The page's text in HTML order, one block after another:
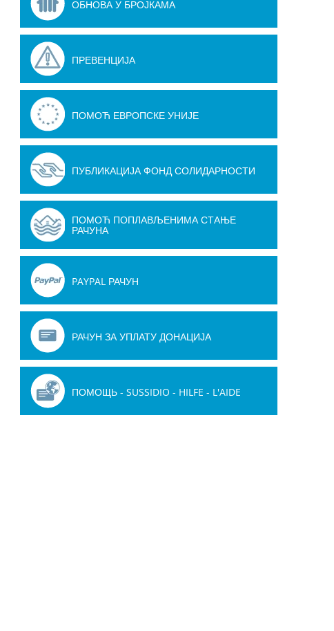
ОБНОВА У БРОЈКАМА
ПРЕВЕНЦИЈА
ПОМОЋ ЕВРОПСКЕ УНИЈЕ
ПУБЛИКАЦИЈА ФОНД СОЛИДАРНОСТИ
ПОМОЋ ПОПЛАВЉЕНИМА СТАЊЕ
РАЧУНА
PAYPAL РАЧУН
РАЧУН ЗА УПЛАТУ ДОНАЦИЈА
ПОМОЩЬ - SUSSIDIO - HILFE - L'AIDE